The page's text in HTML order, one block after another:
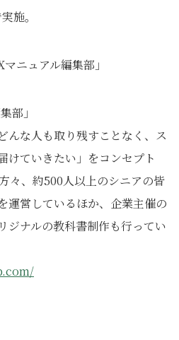
施。
ニュアル編集部」
部」
んな人も取り残すことなく、ス
けていきたい」をコンセプト
々、約500人以上のシニアの皆
運営しているほか、企業主催の
ジナルの教科書制作も行ってい